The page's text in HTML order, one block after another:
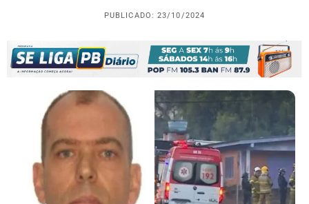
PUBLICADO: 23/10/2024